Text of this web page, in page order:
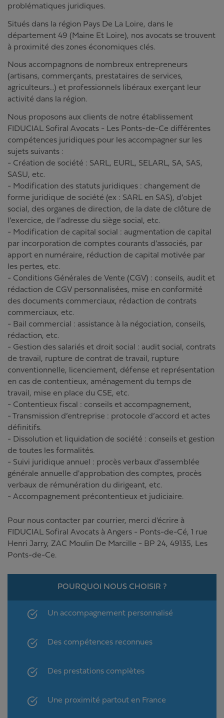
problématiques juridiques.
Situés dans la région Pays De La Loire, dans le
département 49 (Maine Et Loire), nos avocats se trouvent
à proximité des zones économiques clés.
Nous accompagnons de nombreux entrepreneurs
(artisans, commerçants, prestataires de services,
agriculteurs…) et professionnels libéraux exerçant leur
activité dans la région.
Nous proposons aux clients de notre établissement
FIDUCIAL Sofiral Avocats - Les Ponts-de-Ce différentes
compétences juridiques pour les accompagner sur les
sujets suivants :
- Création de société : SARL, EURL, SELARL, SA, SAS,
SASU, etc.
- Modification des statuts juridiques : changement de
forme juridique de société (ex : SARL en SAS), d’objet
social, des organes de direction, de la date de clôture de
l’exercice, de l’adresse du siège social, etc.
- Modification de capital social : augmentation de capital
par incorporation de comptes courants d'associés, par
apport en numéraire, réduction de capital motivée par
les pertes, etc.
- Conditions Générales de Vente (CGV) : conseils, audit et
rédaction de CGV personnalisées, mise en conformité
des documents commerciaux, rédaction de contrats
commerciaux, etc.
- Bail commercial : assistance à la négociation, conseils,
rédaction, etc.
- Gestion des salariés et droit social : audit social, contrats
de travail, rupture de contrat de travail, rupture
conventionnelle, licenciement, défense et représentation
en cas de contentieux, aménagement du temps de
travail, mise en place du CSE, etc.
- Contentieux fiscal : conseils et accompagnement,
- Transmission d’entreprise : protocole d’accord et actes
définitifs.
- Dissolution et liquidation de société : conseils et gestion
de toutes les formalités.
- Suivi juridique annuel : procès verbaux d'assemblée
générale annuelle d'approbation des comptes, procès
verbaux de rémunération du dirigeant, etc.
- Accompagnement précontentieux et judiciaire.
Pour nous contacter par courrier, merci d'écrire à
FIDUCIAL Sofiral Avocats à Angers - Ponts-de-Cé,
1 rue
Henri Jarry, ZAC Moulin De Marcille - BP 24, 49135, Les
Ponts-de-Ce.
POURQUOI NOUS CHOISIR ?
Un accompagnement personnalisé
Des compétences reconnues
Des prestations complètes
Une proximité partout en France